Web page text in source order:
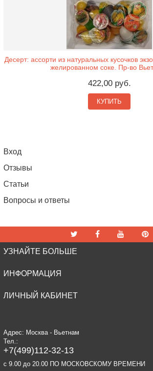
Десерт: ассорти из натуральных кусочков
желированном соке. Пр-во
422,00 руб.
КУПИТЬ
Вход
Отзывы
Статьи
Вопросы и ответы
УЗНАЙТЕ БОЛЬШЕ
ИНФОРМАЦИЯ
ЛИЧНЫЙ КАБИНЕТ
Адрес: Москва - Вьетнам
Тел.:
+7(499)112-32-13
c 9.00 до 20.00 ПО МОСКОВСКОМУ ВРЕМЕНИ